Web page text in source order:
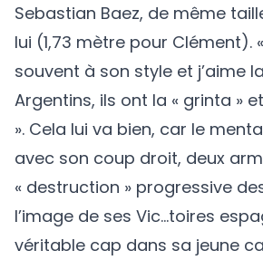
Sebastian Baez, de même
lui (1,73 mètre pour Clément).
souvent à son style et j’aime
Argentins, ils ont la « grinta »
». Cela lui va bien, car le
avec son coup droit, deux
« destruction » progressive
l’image de ses Vic…toires
véritable cap dans sa jeune